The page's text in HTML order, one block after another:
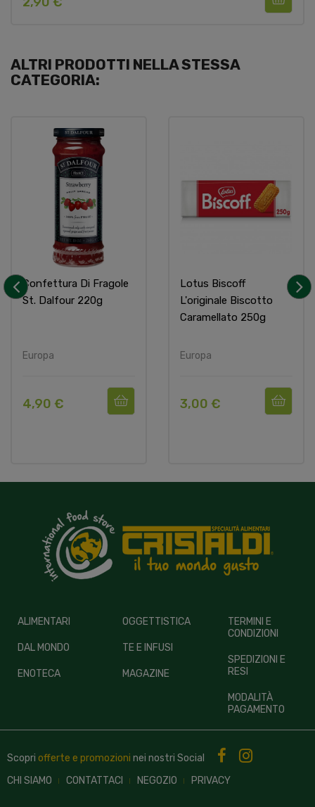
ALTRI PRODOTTI NELLA STESSA
CATEGORIA:
Confettura Di Fragole
St. Dalfour 220g
Europa
4,90 €
Lotus Biscoff
L'originale Biscotto
Caramellato 250g
Europa
3,00 €
ALIMENTARI
DAL MONDO
ENOTECA
OGGETTISTICA
TE E INFUSI
MAGAZINE
TERMINI E
CONDIZIONI
SPEDIZIONI E
RESI
MODALITÀ
PAGAMENTO
Scopri offerte e promozioni nei nostri Social
CHI SIAMO
CONTATTACI NEGOZIO PRIVACY